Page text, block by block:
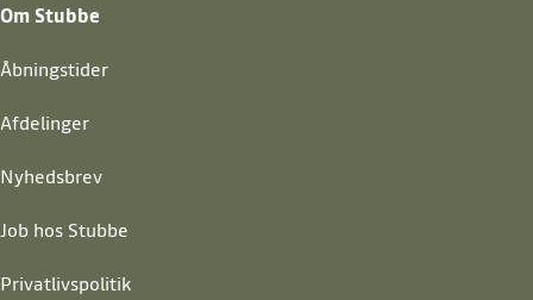
Om Stubbe
Åbningstider
Afdelinger
Nyhedsbrev
Job hos Stubbe
Privatlivspolitik